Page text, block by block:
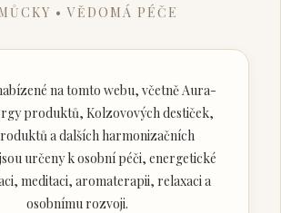
• VĚDOMÁ PÉČE
na tomto webu, včetně Aura-
produktů, Kolzovových destiček,
a dalších harmonizačních
určeny k osobní péči, energetické
meditaci, aromaterapii, relaxaci a
osobnímu rozvoji.